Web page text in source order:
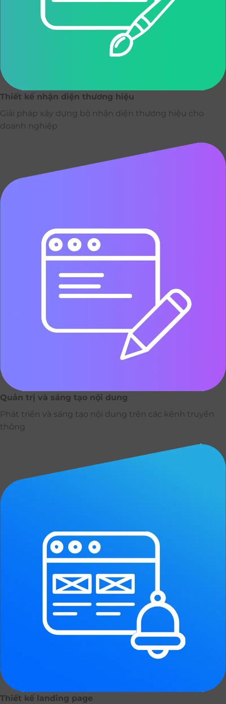
Thiết kế nhận diện thương hiệu
Giải pháp xây dựng bộ nhận diện thương hiệu cho
doanh nghiệp
Quản trị và sáng tạo nội dung
Phát triển và sáng tạo nội dung trên các kênh truyền
thông
Thiết kế landing page